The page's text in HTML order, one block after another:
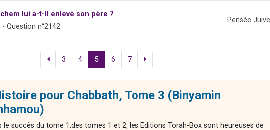
lui a-t-Il enlevé son père ?
- Question n°2142
Pensée Juive
3 4 5 6 7
pour Chabbath, Tome 3 (Binyamin
le succès du tome 1,des tomes 1 et 2, les Editions Torah-Box sont heureuses de